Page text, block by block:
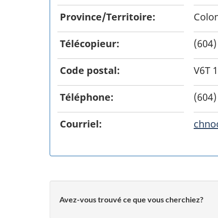
Province/Territoire:
Télécopieur:
Code postal: V6T
Téléphone:
Courriel:
Avez-vous trouvé ce que vous cherchiez?